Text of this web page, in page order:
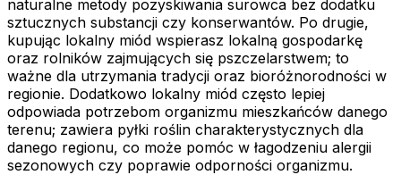
naturalne metody pozyskiwania surowca bez dodatku
sztucznych substancji czy konserwantów. Po drugie,
kupując lokalny miód wspierasz lokalną gospodarkę
oraz rolników zajmujących się pszczelarstwem; to
ważne dla utrzymania tradycji oraz bioróżnorodności w
regionie. Dodatkowo lokalny miód często lepiej
odpowiada potrzebom organizmu mieszkańców danego
terenu; zawiera pyłki roślin charakterystycznych dla
danego regionu, co może pomóc w łagodzeniu alergii
sezonowych czy poprawie odporności organizmu.